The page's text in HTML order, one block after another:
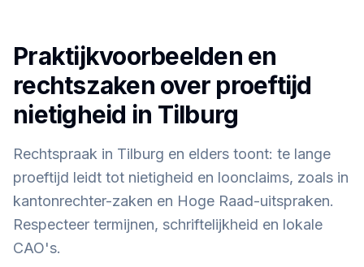
Contact
🇳🇱 Nederlands 🇬🇧 English 🇹🇷 Türkçe
العربية
Български
🇷🇴 Română
Gratis Advies
Praktijkvoorbeelden en
rechtszaken over proeftijd
nietigheid in Tilburg
Rechtspraak in Tilburg en elders toont: te lange
proeftijd leidt tot nietigheid en loonclaims, zoals in
kantonrechter-zaken en Hoge Raad-uitspraken.
Respecteer termijnen, schriftelijkheid en lokale
CAO's.